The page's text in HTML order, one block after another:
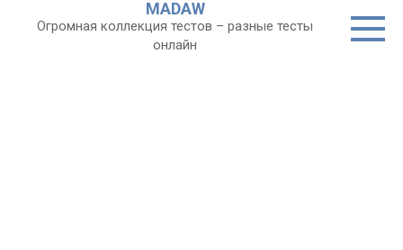
MADAW
Огромная коллекция тестов – разные тесты
онлайн